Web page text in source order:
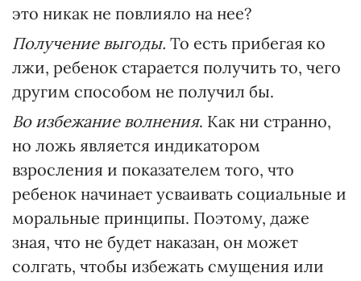
это никак не повлияло на нее?
Получение выгоды. То есть прибегая ко
лжи, ребенок старается получить то, чего
другим способом не получил бы.
Во избежание волнения. Как ни странно,
но ложь является индикатором
взросления и показателем того, что
ребенок начинает усваивать социальные и
моральные принципы. Поэтому, даже
зная, что не будет наказан, он может
солгать, чтобы избежать смущения или